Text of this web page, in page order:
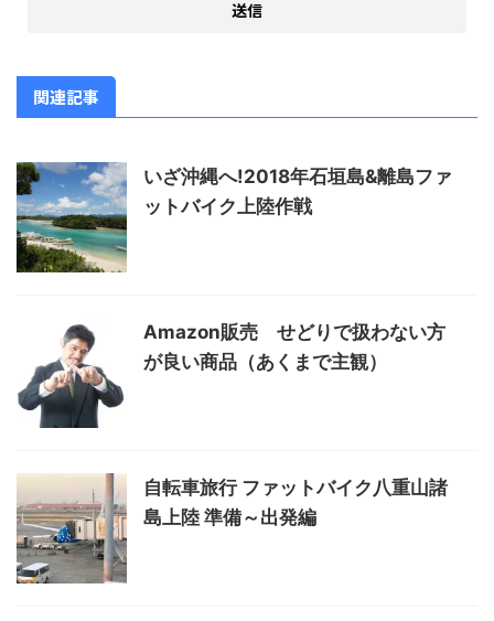
関連記事
いざ沖縄へ!2018年石垣島&離島ファ
ットバイク上陸作戦
Amazon販売 せどりで扱わない方
が良い商品（あくまで主観）
自転車旅行 ファットバイク八重山諸
島上陸 準備～出発編